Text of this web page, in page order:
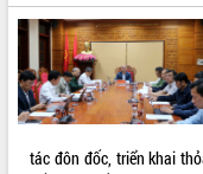
Trailer Lễ hội Sầu riêng Đắk
2026
Khám bệnh, cấp phát thuốc
và tặng quà người dân xã Cư
Hội nghị UBND tỉnh Đắk Lắk
tác đôn đốc, triển khai